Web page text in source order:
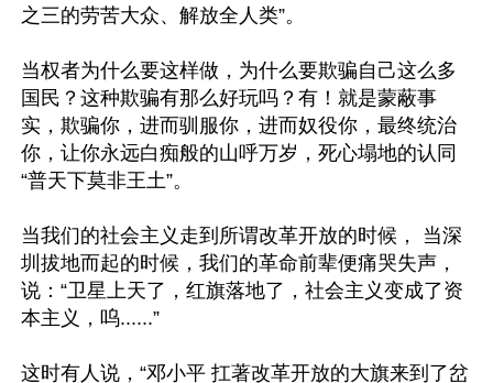
之三的劳苦大众、解放全人类”。
当权者为什么要这样做，为什么要欺骗自己这么多
国民？这种欺骗有那么好玩吗？有！就是蒙蔽事
实，欺骗你，进而驯服你，进而奴役你，最终统治
你，让你永远白痴般的山呼万岁，死心塌地的认同
“普天下莫非王土”。
当我们的社会主义走到所谓改革开放的时候， 当深
圳拔地而起的时候，我们的革命前辈便痛哭失声，
说：“卫星上天了，红旗落地了，社会主义变成了资
本主义，呜......”
这时有人说，“邓小平 扛著改革开放的大旗来到了岔